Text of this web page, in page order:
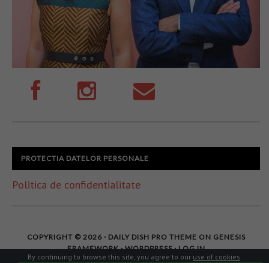
PROTECTIA DATELOR PERSONALE
Politica de confidentialitate
COPYRIGHT © 2026 · DAILY DISH PRO THEME ON GENESIS
FRAMEWORK·WORDPRESS·LOG IN
By continuing to browse this site, you agree to our use of cookies.